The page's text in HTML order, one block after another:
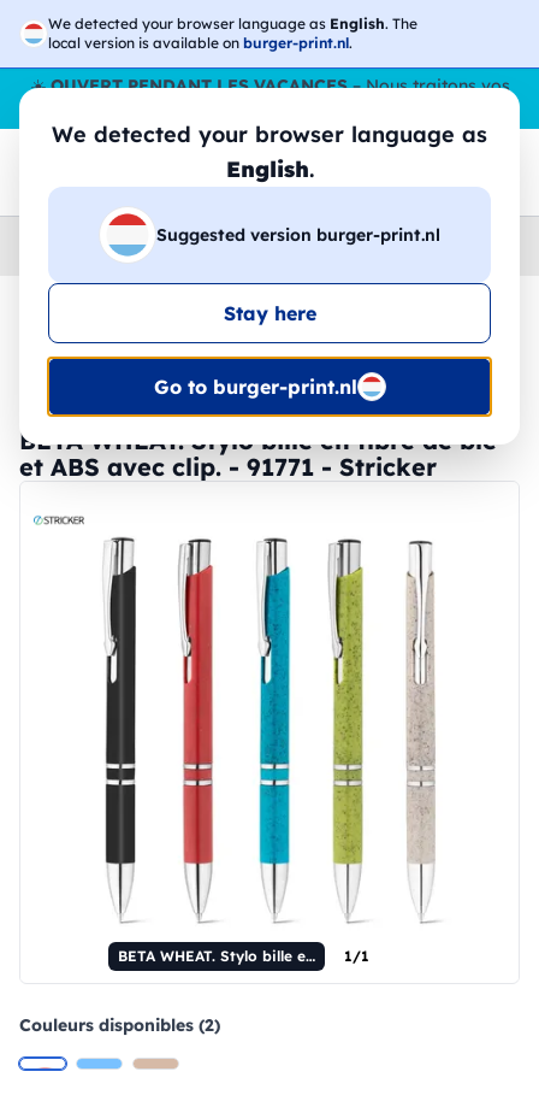
We detected your browser language as English. The
local version is available on burger-print.nl.
We detected your browser language as
English.
Suggested version burger-print.nl
Stay here
Go to burger-print.nl
☀️OUVERT PENDANT LES VACANCES– Nous traitons vos
Papeterie › stylos-personnalises
🔥 Impression DTF à -30 %
BETA WHEAT. Stylo bille en fibre de blé
et ABS avec clip. - 91771 - Stricker
BETA WHEAT. Stylo bille en fibre de blé et ABS avec clip. 1/1
Couleurs disponibles (2)